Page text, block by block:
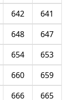
641
642
647
648
653
654
659
660
665
666